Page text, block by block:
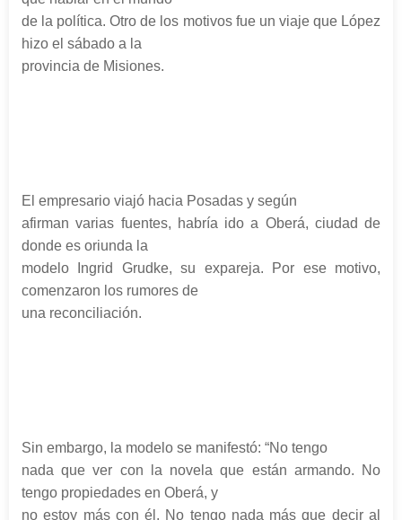
de la política. Otro de los motivos fue un viaje que López
hizo el sábado a la
provincia de Misiones.
El empresario viajó hacia Posadas y según
afirman varias fuentes, habría ido a Oberá, ciudad de
donde es oriunda la
modelo Ingrid Grudke, su expareja. Por ese motivo,
comenzaron los rumores de
una reconciliación.
Sin embargo, la modelo se manifestó: “No tengo
nada que ver con la novela que están armando. No
tengo propiedades en Oberá, y
no estoy más con él. No tengo nada más que decir al